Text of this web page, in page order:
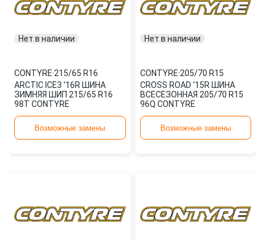
Нет в наличии
CONTYRE·215/65 R16
ARCTIC ICE3 '16R ШИНА
ЗИМНЯЯ ШИП 215/65 R16
98T CONTYRE
Возможные замены
Нет в наличии
CONTYRE·205/70 R15
CROSS ROAD '15R ШИНА
ВСЕСЕЗОННАЯ 205/70 R15
96Q CONTYRE
Возможные замены